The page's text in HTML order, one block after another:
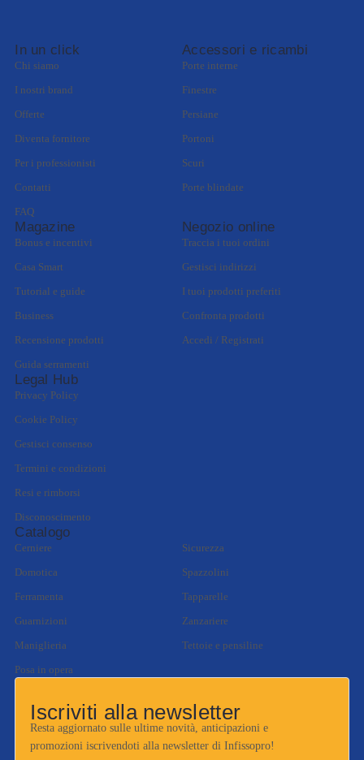
In un click
Chi siamo
I nostri brand
Offerte
Diventa fornitore
Per i professionisti
Contatti
FAQ
Accessori e ricambi
Porte interne
Finestre
Persiane
Portoni
Scuri
Porte blindate
Magazine
Bonus e incentivi
Casa Smart
Tutorial e guide
Business
Recensione prodotti
Guida serramenti
Negozio online
Traccia i tuoi ordini
Gestisci indirizzi
I tuoi prodotti preferiti
Confronta prodotti
Accedi / Registrati
Legal Hub
Privacy Policy
Cookie Policy
Gestisci consenso
Termini e condizioni
Resi e rimborsi
Disconoscimento
Catalogo
Cerniere
Domotica
Ferramenta
Guarnizioni
Maniglieria
Posa in opera
Sicurezza
Spazzolini
Tapparelle
Zanzariere
Tettoie e pensiline
Iscriviti alla newsletter
Resta aggiornato sulle ultime novità, anticipazioni e
promozioni iscrivendoti alla newsletter di Infissopro!